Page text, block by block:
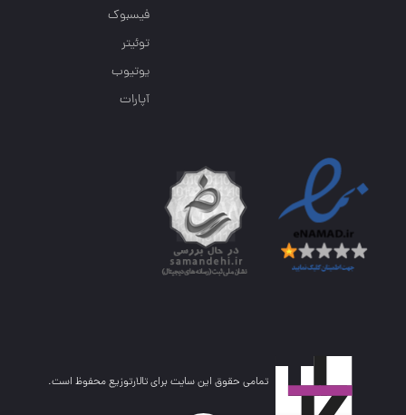
فیسبوک
توئیتر
یوتیوب
آپارات
تمامی حقوق این سایت برای تالارتوزیع محفوظ است.